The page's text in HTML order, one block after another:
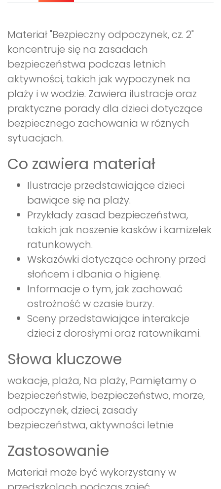
Materiał "Bezpieczny odpoczynek, cz. 2"
koncentruje się na zasadach
bezpieczeństwa podczas letnich
aktywności, takich jak wypoczynek na
plaży i w wodzie. Zawiera ilustracje oraz
praktyczne porady dla dzieci dotyczące
bezpiecznego zachowania w różnych
sytuacjach.
Co zawiera materiał
Ilustracje przedstawiające dzieci
bawiące się na plaży.
Przykłady zasad bezpieczeństwa,
takich jak noszenie kasków i kamizelek
ratunkowych.
Wskazówki dotyczące ochrony przed
słońcem i dbania o higienę.
Informacje o tym, jak zachować
ostrożność w czasie burzy.
Sceny przedstawiające interakcje
dzieci z dorosłymi oraz ratownikami.
Słowa kluczowe
wakacje, plaża, Na plaży, Pamiętamy o
bezpieczeństwie, bezpieczeństwo, morze,
odpoczynek, dzieci, zasady
bezpieczeństwa, aktywności letnie
Zastosowanie
Materiał może być wykorzystany w